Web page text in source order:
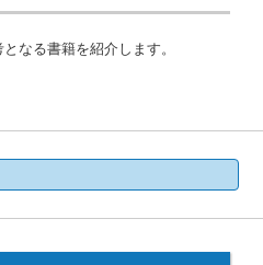
なる書籍を紹介します。